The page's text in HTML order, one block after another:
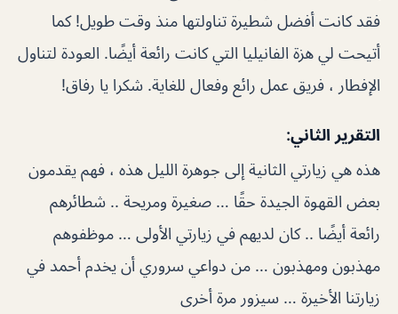
فقد كانت أفضل شطيرة تناولتها منذ وقت طويل! كما
أتيحت لي هزة الفانيليا التي كانت رائعة أيضًا. العودة لتناول
الإفطار ، فريق عمل رائع وفعال للغاية. شكرا يا رفاق!
التقرير الثاني:
هذه هي زيارتي الثانية إلى جوهرة الليل هذه ، فهم يقدمون
بعض القهوة الجيدة حقًا … صغيرة ومريحة .. شطائرهم
رائعة أيضًا .. كان لديهم في زيارتي الأولى … موظفوهم
مهذبون ومهذبون … من دواعي سروري أن يخدم أحمد في
زيارتنا الأخيرة … سيزور مرة أخرى